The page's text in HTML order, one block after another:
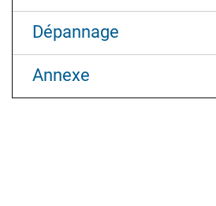
Dépannage
Annexe